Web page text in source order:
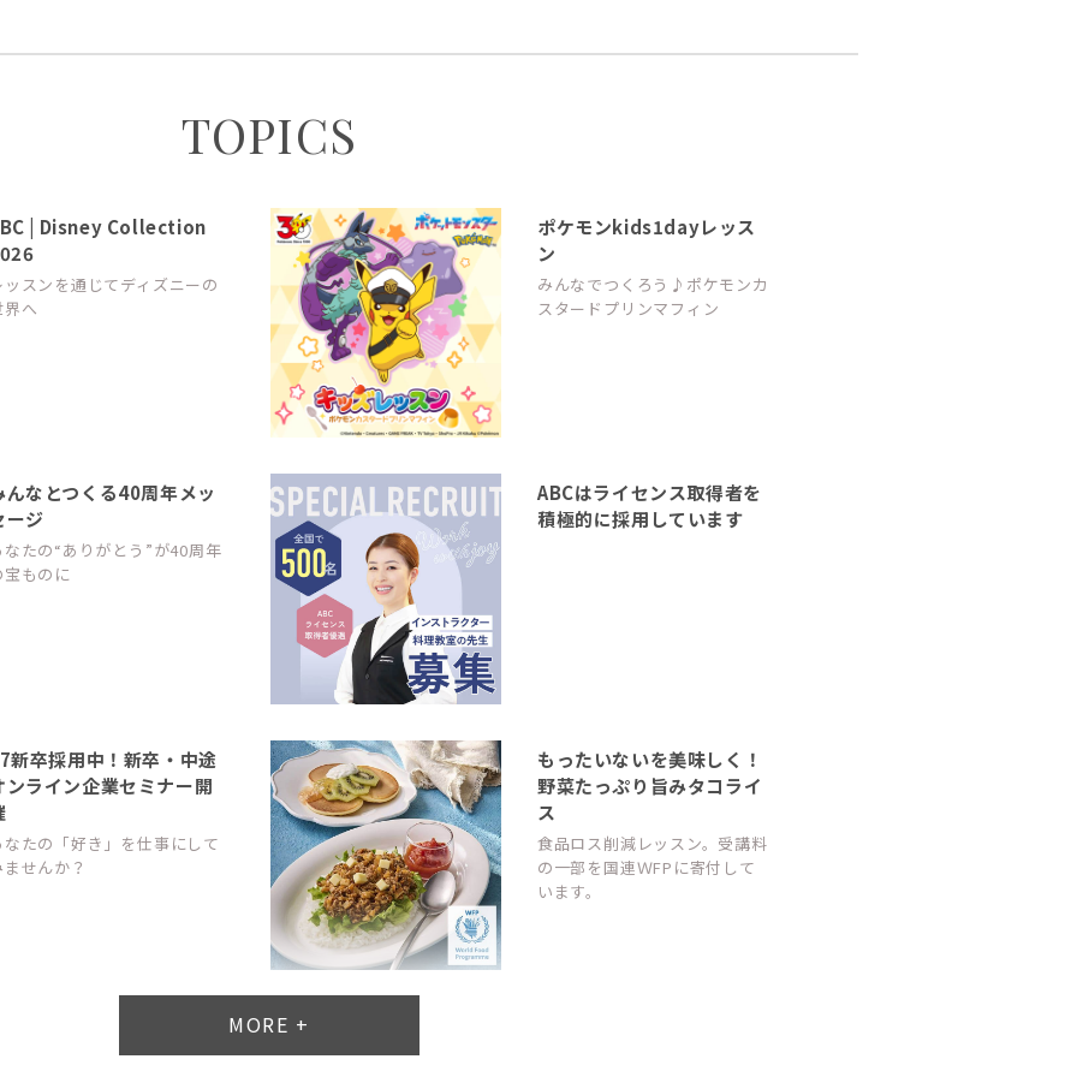
TOPICS
| Disney Collection
ッスンを通じてディズニーの
界へ
ポケモンkids1dayレッス
ン
みんなでつくろう♪ポケモンカ
スタードプリンマフィン
んなとつくる40周年メッ
ージ
なたの“ありがとう”が40周年
宝ものに
ABCはライセンス取得者を
積極的に採用しています
新卒採用中！新卒・中途
ンライン企業セミナー開
なたの「好き」を仕事にして
せんか？
もったいないを美味しく！
野菜たっぷり旨みタコライ
ス
食品ロス削減レッスン。受講料
の一部を国連ＷFPに寄付して
います。
MORE +